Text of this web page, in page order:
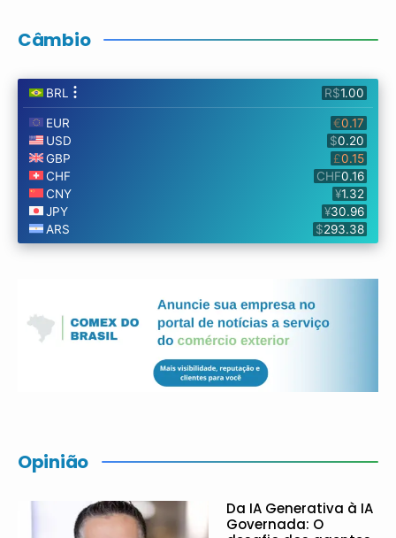
Câmbio
Opinião
Da IA Generativa à IA
Governada: O